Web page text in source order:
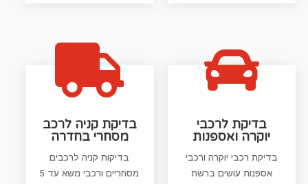

בדיקת קניה לרכב
מסחרי בחדרה
בדיקות קניה לרכבים
מסחריים ורכבי משא עד 5

בדיקת לרכבי
יוקרה ואספנות
בדיקת רכבי יוקרה ורכבי
אספנות עושים ברשת